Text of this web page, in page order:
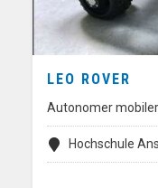
LEO ROVER
Autonomer
Hochschule